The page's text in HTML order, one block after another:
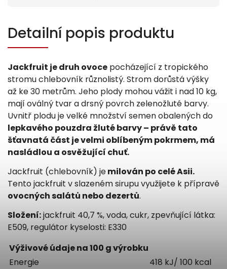
Detailní popis produktu
Jackfruit je druh ovoce pocházející z tropického
stromu chlebovník různolistý. Strom dorůstá výšky
až ke 30 metrům. Jeho plody mohou vážit i nad 10 kg,
mají oválný tvar a drsný povrch zelenožluté barvy.
Uvnitř plodu je velké množství semen obalených do
lepkavého pouzdra žluté barvy – právě tato
šťavnatá část je velmi oblíbeným pokrmem, má
nasládlou a osvěžující chuť.
Jackfruit (chlebovník) jemilován po celé Asii.
Tento jackfruit v slazeném sirupu využijete k přípravě
ovocných salátů nebo dezertů.
Složení:jackfruit 40,7 %, voda, cukr, zpevňující látka:
E509, regulátor kyselosti: E330
Výživové údaje na 100 g výrobku
Energie
418 kJ/ 100 kcal